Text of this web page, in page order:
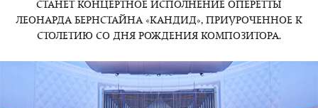
СТАНЕТ КОНЦЕРТНОЕ ИСПОЛНЕНИЕ ОПЕРЕТТЫ
ЛЕОНАРДА БЕРНСТАЙНА «КАНДИД», ПРИУРОЧЕННОЕ К
СТОЛЕТИЮ СО ДНЯ РОЖДЕНИЯ КОМПОЗИТОРА.